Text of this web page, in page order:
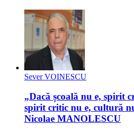
Sever VOINESCU
„Dacă școală nu e, spirit
spirit critic nu e, cultură
Nicolae MANOLESCU